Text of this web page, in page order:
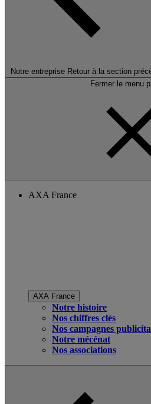
Notre entreprise Retour à la section
Fermer le menu
AXA France
AXA France
Notre histoire
Nos chiffres clés
Nos campagnes
Notre mécénat
Nos associations